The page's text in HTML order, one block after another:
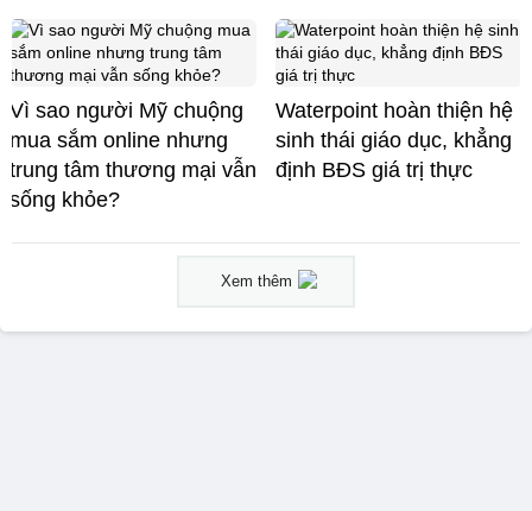
Vì sao người Mỹ chuộng
mua sắm online nhưng
trung tâm thương mại vẫn
sống khỏe?
Waterpoint hoàn thiện hệ
sinh thái giáo dục, khẳng
định BĐS giá trị thực
Xem thêm